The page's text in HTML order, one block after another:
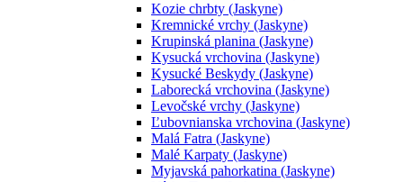
Kozie chrbty (Jaskyne)
Kremnické vrchy (Jaskyne)
Krupinská planina (Jaskyne)
Kysucká vrchovina (Jaskyne)
Kysucké Beskydy (Jaskyne)
Laborecká vrchovina (Jaskyne)
Levočské vrchy (Jaskyne)
Ľubovnianska vrchovina (Jaskyne)
Malá Fatra (Jaskyne)
Malé Karpaty (Jaskyne)
Myjavská pahorkatina (Jaskyne)